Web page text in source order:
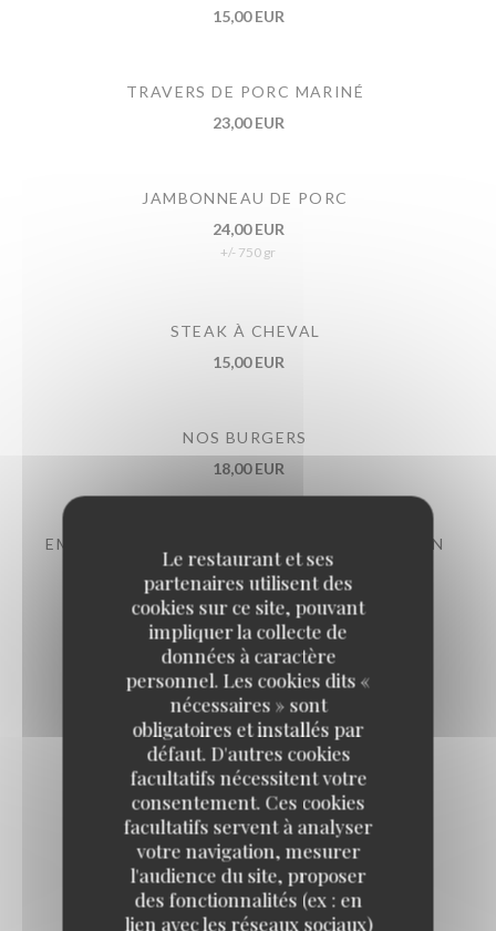
Le restaurant et ses
partenaires utilisent des
cookies sur ce site, pouvant
impliquer la collecte de
données à caractère
personnel. Les cookies dits «
nécessaires » sont
obligatoires et installés par
défaut. D'autres cookies
facultatifs nécessitent votre
consentement. Ces cookies
facultatifs servent à analyser
votre navigation, mesurer
l'audience du site, proposer
des fonctionnalités (ex : en
lien avec les réseaux sociaux)
15,00 EUR
TRAVERS DE PORC MARINÉ
23,00 EUR
JAMBONNEAU DE PORC
24,00 EUR
+/- 750 gr
STEAK À CHEVAL
15,00 EUR
NOS BURGERS
18,00 EUR
EMINCÉ DE VOLAILLE AU MAROILLES MAISON
17,00 EUR
TARTARE ITALIEN
17,50 EUR
Nos grillades
CÔTE À L'OS